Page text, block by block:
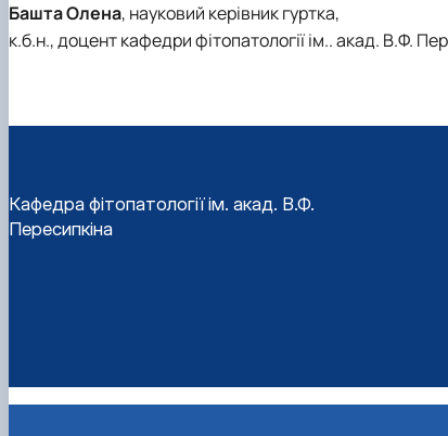
Башта Олена, науковий керівник гуртка,
к.б.н., доцент кафедри фітопатології ім.. акад. В.Ф.
Кафедра фітопатології ім. акад. В.Ф.
Пересипкіна